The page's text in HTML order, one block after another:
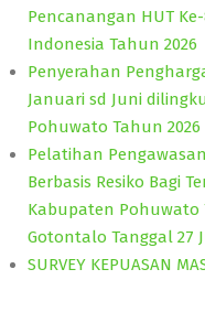
Pencanangan HUT
Indonesia Tahun 2026
Penyerahan
Januari sd Juni
Pohuwato Tahun 2026
Pelatihan
Berbasis Resiko Bagi
Kabupaten Pohuwato
Gotontalo Tanggal 27
SURVEY KEPUASAN